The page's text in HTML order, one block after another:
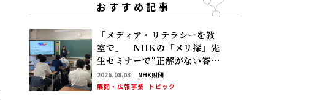
おすすめ記事
「メディア・リテラシーを教
室で」 NHKの「メリ探」先
生セミナーで“正解がない答
え”を考えてみた
2026.08.03
NHK財団
展開・広報事業
トピック